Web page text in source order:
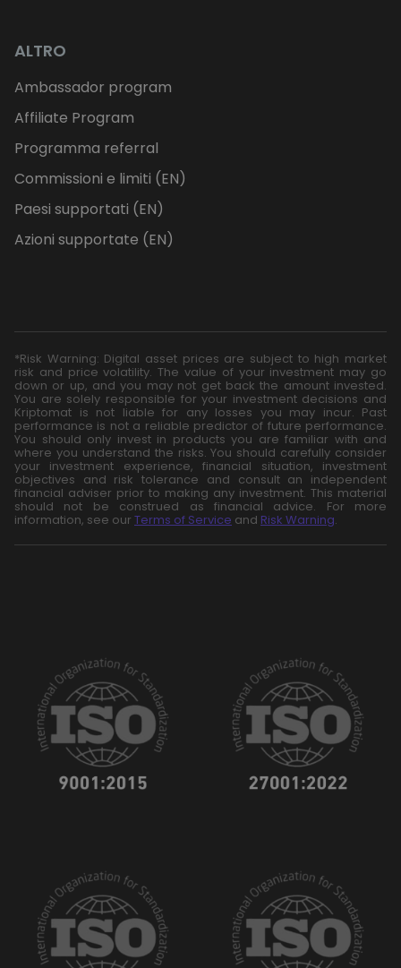
ALTRO
Ambassador program
Affiliate Program
Programma referral
Commissioni e limiti (EN)
Paesi supportati (EN)
Azioni supportate (EN)
*Risk Warning: Digital asset prices are subject to high market
risk and price volatility. The value of your investment may go
down or up, and you may not get back the amount invested.
You are solely responsible for your investment decisions and
Kriptomat is not liable for any losses you may incur. Past
performance is not a reliable predictor of future performance.
You should only invest in products you are familiar with and
where you understand the risks. You should carefully consider
your investment experience, financial situation, investment
objectives and risk tolerance and consult an independent
financial adviser prior to making any investment. This material
should not be construed as financial advice. For more
information, see our Terms of Service and Risk Warning.